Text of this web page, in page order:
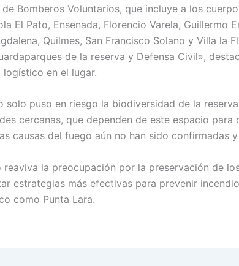
Bomberos Voluntarios, que incluye a los
El Pato, Ensenada, Florencio Varela, Guillermo
Quilmes, San Francisco Solano y Villa la
de la reserva y Defensa Civil»,
en el lugar.
solo puso en riesgo la biodiversidad de la
cercanas, que dependen de este espacio
causas del fuego aún no han sido confirmadas
reaviva la preocupación por la preservación de
estrategias más efectivas para prevenir
como Punta Lara.